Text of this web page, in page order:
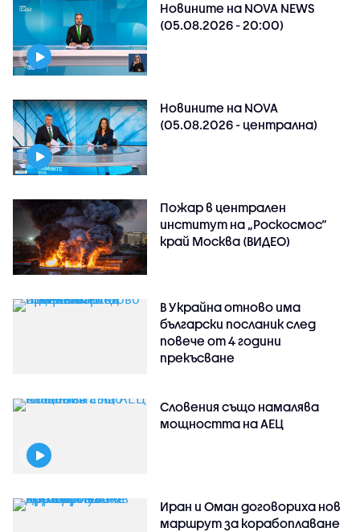
Новините на NOVA NEWS
(05.08.2026 - 20:00)
Новините на NOVA
(05.08.2026 - централна)
Пожар в централен
институт на „Роскосмос“
край Москва (ВИДЕО)
В Украйна отново има
български посланик след
повече от 4 години
прекъсване
Словения също намалява
мощността на АЕЦ
Иран и Оман договориха нов
маршрут за корабоплаване